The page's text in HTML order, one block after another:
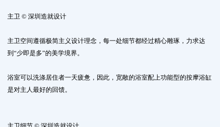
主卫 © 深圳造就设计
主卫空间遵循极简主义设计理念，每一处细节都经过精心雕琢，力求达
到“少即是多”的美学境界。
浴室可以洗涤居住者一天疲惫，因此，宽敞的浴室配上功能型的按摩浴缸
是对主人最好的回馈。